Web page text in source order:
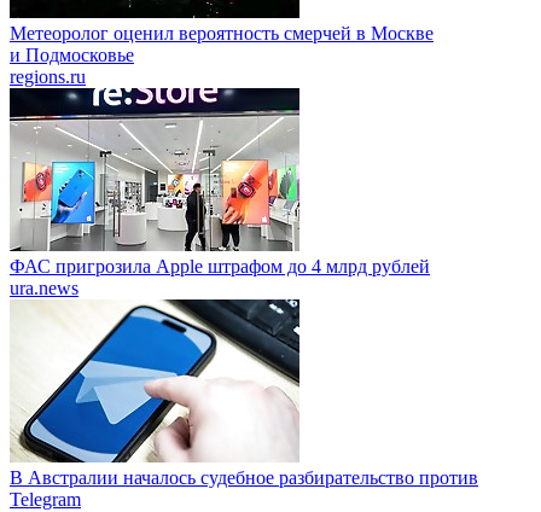
Метеоролог оценил вероятность смерчей в Москве
и Подмосковье
regions.ru
ФАС пригрозила Apple штрафом до 4 млрд рублей
ura.news
В Австралии началось судебное разбирательство против
Telegram